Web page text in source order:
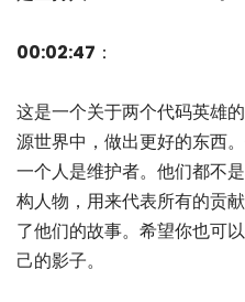
00:02:47 ：
这是一个关于两个代码英雄
源世界中，做出更好的东西
一个人是维护者。他们都不
构人物，用来代表所有的贡
了他们的故事。希望你也可
己的影子。